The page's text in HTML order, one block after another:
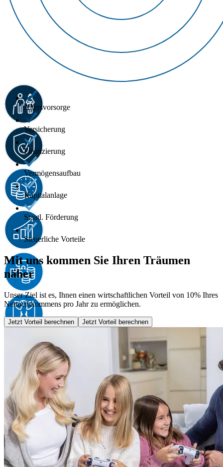
Altersvorsorge
Versicherung
Finanzierung
Vermögensaufbau
Kapitalanlage
Staatl. Förderung
Steuerliche Vorteile
Mit uns kommen Sie Ihren Träumen
näher
Unser Ziel ist es, Ihnen einen wirtschaftlichen Vorteil von 10% Ihres
Nettoeinkommens pro Jahr zu ermöglichen.
Jetzt Vorteil berechnen Jetzt Vorteil berechnen